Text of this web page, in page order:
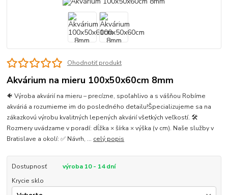
Ohodnotiť produkt
Akvárium na mieru 100x50x60cm 8mm
🐠 Výroba akvárií na mieru – precízne, spoľahlivo a s vášňou Robíme
akváriá a rozumieme im do posledného detailu!Špecializujeme sa na
zákazkovú výrobu kvalitných lepených akvárií všetkých veľkostí. 🛠
Rozmery uvádzame v poradí: dĺžka × šírka × výška (v cm). Naše služby v
Bratislave a okolí: ✅ Návrh, ... celý popis
Dostupnosť
výroba 10 - 14 dní
Krycie sklo